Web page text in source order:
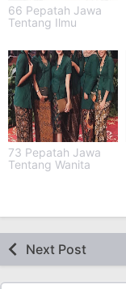
66 Pepatah Jawa
Tentang Ilmu
73 Pepatah Jawa
Tentang Wanita
Next Post